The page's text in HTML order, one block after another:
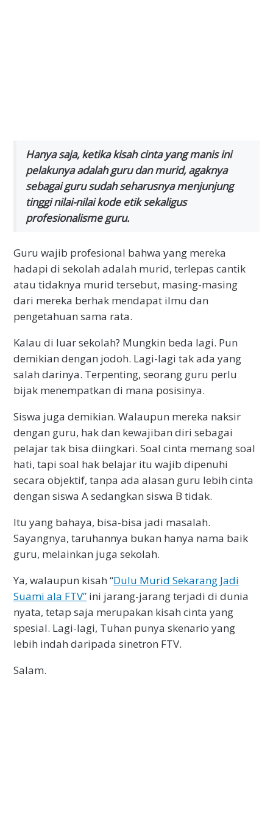
Hanya saja, ketika kisah cinta yang manis ini
pelakunya adalah guru dan murid, agaknya
sebagai guru sudah seharusnya menjunjung
tinggi nilai-nilai kode etik sekaligus
profesionalisme guru.
Guru wajib profesional bahwa yang mereka
hadapi di sekolah adalah murid, terlepas cantik
atau tidaknya murid tersebut, masing-masing
dari mereka berhak mendapat ilmu dan
pengetahuan sama rata.
Kalau di luar sekolah? Mungkin beda lagi. Pun
demikian dengan jodoh. Lagi-lagi tak ada yang
salah darinya. Terpenting, seorang guru perlu
bijak menempatkan di mana posisinya.
Siswa juga demikian. Walaupun mereka naksir
dengan guru, hak dan kewajiban diri sebagai
pelajar tak bisa diingkari. Soal cinta memang soal
hati, tapi soal hak belajar itu wajib dipenuhi
secara objektif, tanpa ada alasan guru lebih cinta
dengan siswa A sedangkan siswa B tidak.
Itu yang bahaya, bisa-bisa jadi masalah.
Sayangnya, taruhannya bukan hanya nama baik
guru, melainkan juga sekolah.
Ya, walaupun kisah “Dulu Murid Sekarang Jadi
Suami ala FTV” ini jarang-jarang terjadi di dunia
nyata, tetap saja merupakan kisah cinta yang
spesial. Lagi-lagi, Tuhan punya skenario yang
lebih indah daripada sinetron FTV.
Salam.